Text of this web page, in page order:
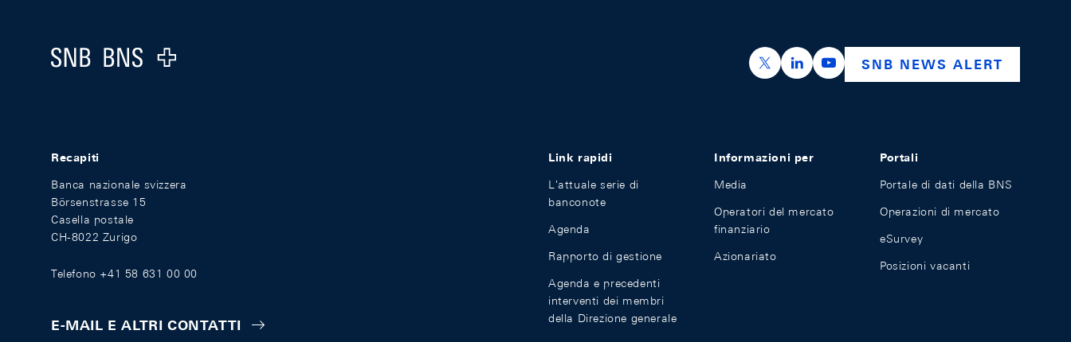
Logo
https://x.com/snb_bns
https://ch.linkedin.com/company/swiss-
https://www.youtube.com/
SNB NEWS ALERT
Recapiti
Banca nazionale svizzera
Börsenstrasse 15
Casella postale
CH-8022 Zurigo
Telefono +41 58 631 00 00
E-MAIL E ALTRI CONTATTI
Link rapidi
L'attuale serie di
banconote
Agenda
Rapporto di gestione
Agenda e precedenti
interventi dei membri
della Direzione generale
Informazioni per
Media
Operatori del mercato
finanziario
Azionariato
Portali
Portale di dati della BNS
Operazioni di mercato
eSurvey
Posizioni vacanti